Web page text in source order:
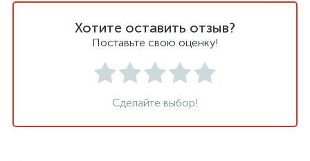
Хотите оставить отзыв?
Поставьте свою оценку!
Сделайте выбор!